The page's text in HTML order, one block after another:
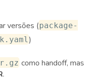
versões (package-
)
comohandoff, mas
.